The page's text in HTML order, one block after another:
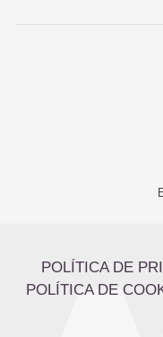
POLÍTICA DE
POLÍTICA DE